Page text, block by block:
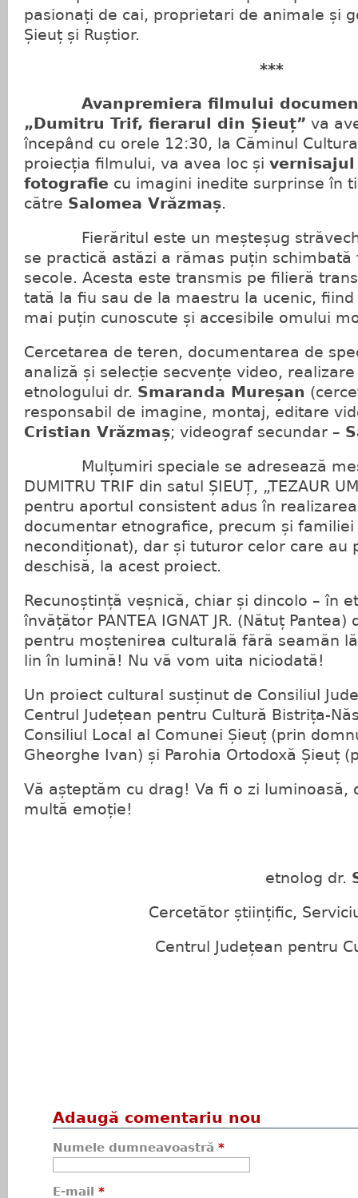
pasionați de cai, proprietari de animale și
Șieuț și Ruștior.
***
Avanpremiera filmului
„Dumitru Trif, fierarul din Șieuț” va
începând cu orele 12:30, la Căminul
proiecția filmului, va avea loc și
fotografie cu imagini inedite surprinse în
către Salomea Vrăzmaș.
Fierăritul este un meșteșug
se practică astăzi a rămas puțin
secole. Acesta este transmis pe filieră
tată la fiu sau de la maestru la ucenic,
mai puțin cunoscute și accesibile omului
Cercetarea de teren, documentarea de
analiză și selecție secvențe video,
etnologului dr. Smaranda Mureșan
responsabil de imagine, montaj, editare
Cristian Vrăzmaș; videograf secundar –
Mulțumiri speciale se adresează
DUMITRU TRIF din satul ȘIEUȚ, „TEZAUR
pentru aportul consistent adus în
documentar etnografice, precum și
necondiționat), dar și tuturor celor care au
deschisă, la acest proiect.
Recunoștință veșnică, chiar și dincolo – în
învățător PANTEA IGNAT JR. (Nătuț
pentru moștenirea culturală fără seamăn
lin în lumină! Nu vă vom uita niciodată!
Un proiect cultural susținut de Consiliul
Centrul Județean pentru Cultură Bistrița-
Consiliul Local al Comunei Șieuț (prin
Gheorghe Ivan) și Parohia Ortodoxă Șieuț
Vă așteptăm cu drag! Va fi o zi luminoasă,
multă emoție!
etnolog dr.
Cercetător științific,
Centrul Județean pentru
Adaugă comentariu nou
Numele dumneavoastră *
E-mail *